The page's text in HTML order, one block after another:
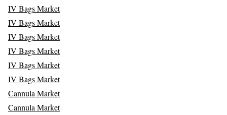
IV Bags Market
IV Bags Market
IV Bags Market
IV Bags Market
IV Bags Market
IV Bags Market
Cannula Market
Cannula Market